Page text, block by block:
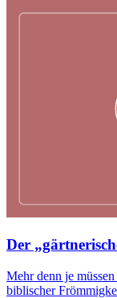
Der
Mehr denn je
biblischer